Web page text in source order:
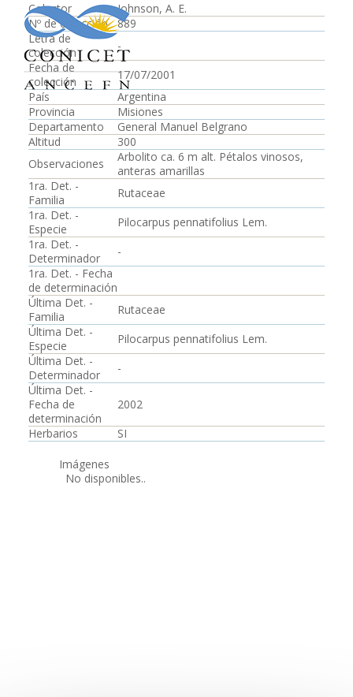
Colector
Johnson, A. E.
Nº de colección
889
Letra de
colección
-
Fecha de
colección
17/07/2001
País
Argentina
Provincia
Misiones
Departamento
General Manuel Belgrano
Altitud
300
Observaciones
Arbolito ca. 6 m alt. Pétalos vinosos,
anteras amarillas
1ra. Det. -
Familia
Rutaceae
1ra. Det. -
Especie
Pilocarpus pennatifolius Lem.
1ra. Det. -
Determinador
-
1ra. Det. - Fecha
de determinación
Última Det. -
Familia
Rutaceae
Última Det. -
Especie
Pilocarpus pennatifolius Lem.
Última Det. -
Determinador
-
Última Det. -
Fecha de
determinación
2002
Herbarios
SI
Imágenes
No disponibles..